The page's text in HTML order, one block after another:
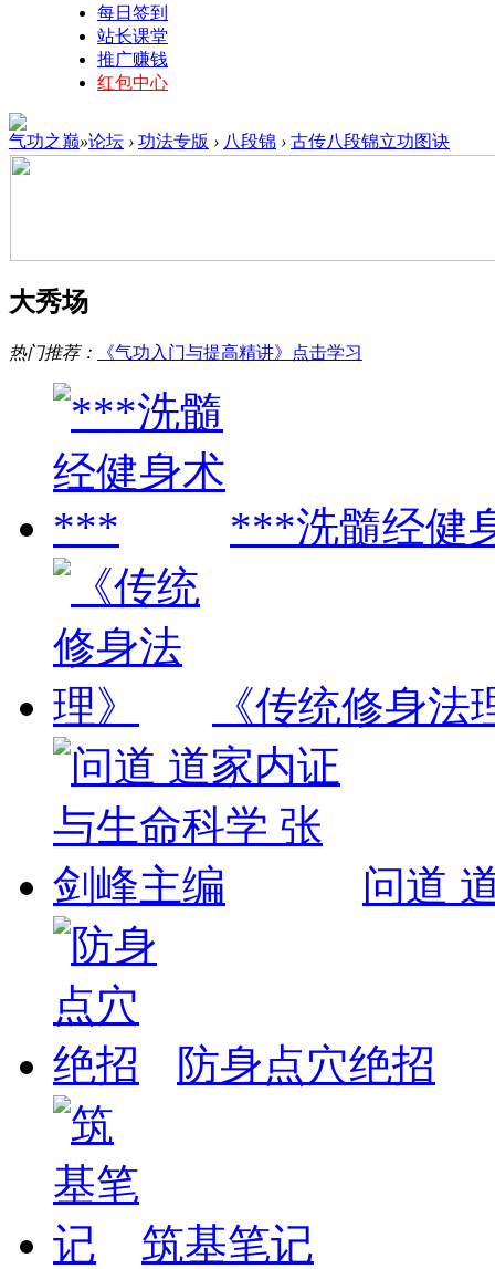
每日签到
站长课堂
推广赚钱
红包中心
气功之巅»论坛 › 功法专版 › 八段锦 › 古传八段锦立功图诀
大秀场
热门推荐： 《气功入门与提高精讲》点击学习
***洗髓经健
《传统修身法
问道
防身点穴绝招
筑基笔记